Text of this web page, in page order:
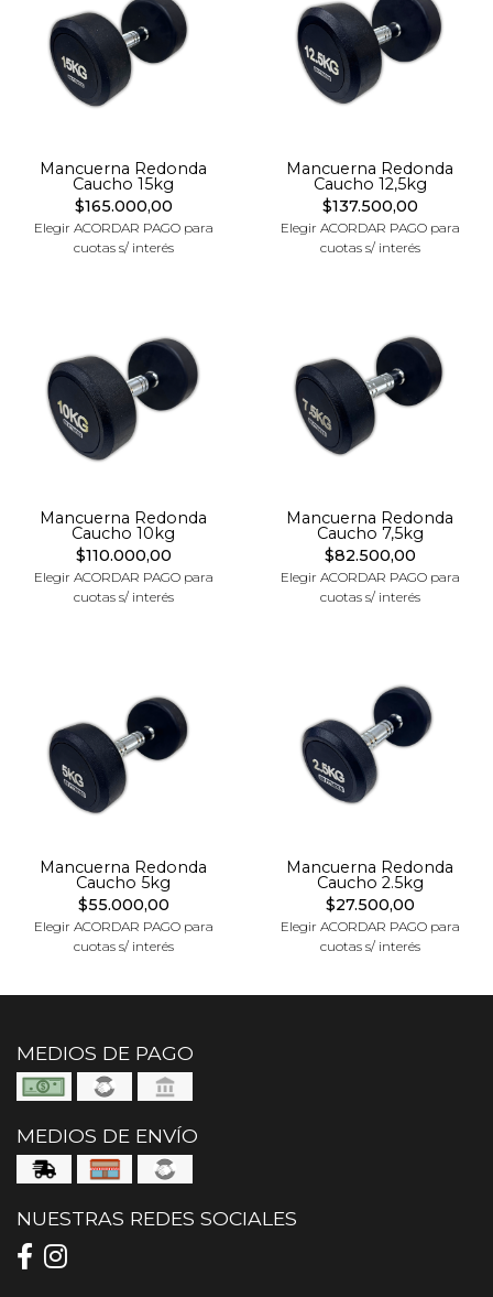
Mancuerna Redonda
Caucho 15kg
$165.000,00
Elegir ACORDAR PAGO para
cuotas s/ interés
Mancuerna Redonda
Caucho 12,5kg
$137.500,00
Elegir ACORDAR PAGO para
cuotas s/ interés
Mancuerna Redonda
Caucho 10kg
$110.000,00
Elegir ACORDAR PAGO para
cuotas s/ interés
Mancuerna Redonda
Caucho 7,5kg
$82.500,00
Elegir ACORDAR PAGO para
cuotas s/ interés
Mancuerna Redonda
Caucho 5kg
$55.000,00
Elegir ACORDAR PAGO para
cuotas s/ interés
Mancuerna Redonda
Caucho 2.5kg
$27.500,00
Elegir ACORDAR PAGO para
cuotas s/ interés
MEDIOS DE PAGO
MEDIOS DE ENVÍO
NUESTRAS REDES SOCIALES